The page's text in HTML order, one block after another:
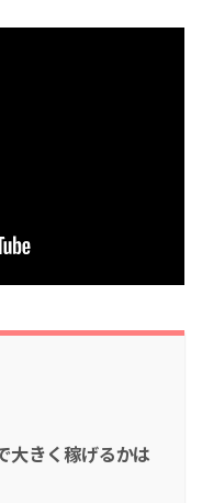
大きく稼げるかは